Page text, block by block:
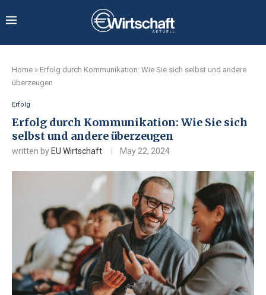
Home » Erfolg durch Kommunikation: Wie Sie sich selbst und andere
überzeugen
Erfolg
Erfolg durch Kommunikation: Wie Sie sich
selbst und andere überzeugen
written by EU Wirtschaft May 22, 2024